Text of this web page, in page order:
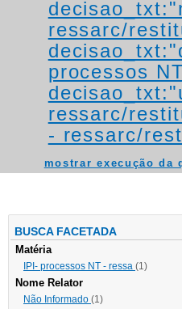
ressarc/
processos
ressarc/
- ressarc/
mostrar execução da
BUSCA FACETADA
Matéria
IPI- processos NT - ressa (1)
Nome Relator
Não Informado (1)